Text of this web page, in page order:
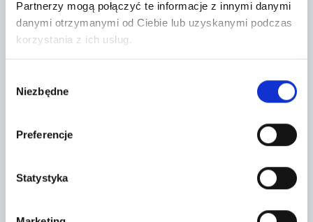
Partnerzy mogą połączyć te informacje z innymi danymi
danymi otrzymanymi od Ciebie lub uzyskanymi podczas
korzystania z ich usług.
zgody
Niezbędne
Preferencje
Statystyka
contributors
FORMULARZ KONTAKTOWY